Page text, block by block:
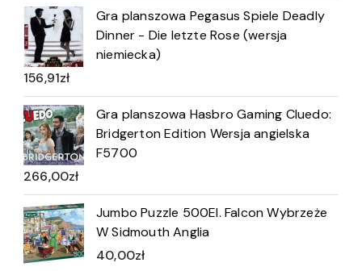
Gra planszowa Pegasus Spiele Deadly
Dinner - Die letzte Rose (wersja
niemiecka)
156,91zł
Gra planszowa Hasbro Gaming Cluedo:
Bridgerton Edition Wersja angielska
F5700
266,00zł
Jumbo Puzzle 500El. Falcon Wybrzeże
W Sidmouth Anglia
40,00zł